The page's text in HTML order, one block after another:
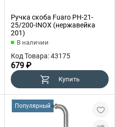
Ручка скоба Fuaro PH-21-
25/200-INOX (нержавейка
201)
В наличии
Код Товара: 43175
679 ₽
Купить
Популярный